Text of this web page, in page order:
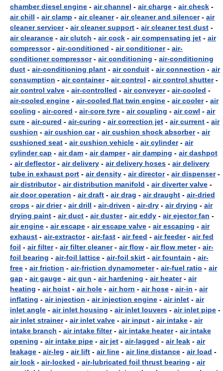
chamber diesel engine - air channel - air charge - air check -
air chill - air clamp - air cleaner- air cleaner and silencer- air
cleaner servicer- air cleaner support - air cleaner test dust -
air clearance - air clutch - air cock - air compensating jet - air
compressor- air-conditioned - air conditioner- air-
conditioner compressor- air conditioning - air-conditioning
duct - air-conditioning plant - air conduit - air connection - air
consumption - air container- air control - air control shutter-
air control valve - air-controlled - air conveyer- air-cooled -
air-cooled engine - air-cooled flat twin engine - air cooler- air
cooling - air-cored - air-core tyre - air coupling - air cowl - air
cure - air-cured - air-curing - air correction jet - air current - air
cushion - air cushion car- air cushion shock absorber- air
cushioned seat - air cushion vehicle - air cylinder- air
cylinder cap - air dam - air damper- air damping - air dashpot
- air deflector- air delivery - air delivery hoses - air delivery
tube in exhaust port - air density - air director- air dispenser-
air distributor- air distribution manifold - air diverter valve -
air door operation - air draft - air drag - air draught - air-dried
crops - air drier- air drill - air-driven - air-dry - air drying - air
drying paint - air duct - air duster- air eddy - air ejector fan -
air engine - air escape - air escape valve - air escaping - air
exhaust - air-extractor- air-fast - air feed - air feeder- air fed
foil - air filter- air filter cleaner- air flow - air flow meter- air-
foil bearing - air-foil lattice - air-foil skirt - air fountain - air-
free - air friction - air-friction dynamometer- air-fuel ratio - air
gap - air gauge - air gun - air hardening - air heater- air
heating - air hoist - air hole - air horn - air hose - air-in - air
inflating - air injection - air injection engine - air inlet - air
inlet angle - air inlet housing - air inlet louvers - air inlet pipe -
air inlet strainer- air inlet valve - air input - air intake - air
intake branch - air intake filter- air intake heater- air intake
opening - air intake pipe - air jet - air-lagged - air leak - air
leakage - air-leg - air lift - air line - air line distance - air load -
air lock - air-locked - air-lubricated foil thrust bearing - air